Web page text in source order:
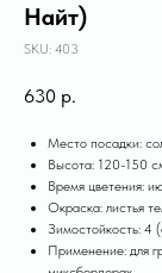
Найт)
SKU: 403
630 р.
Место посадки:
Высота: 120-150
Время цветения:
Окраска: листья
Зимостойкость: 4
Применение: для